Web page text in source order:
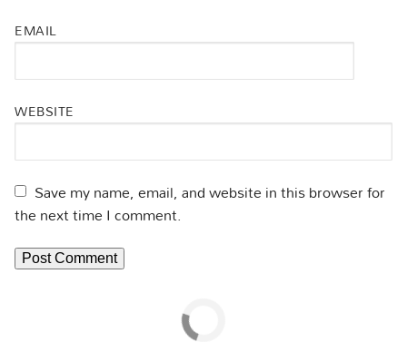
EMAIL
WEBSITE
Save my name, email, and website in this browser for
the next time I comment.